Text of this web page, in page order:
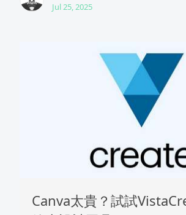
Jul 25, 2025
Canva太貴？試試